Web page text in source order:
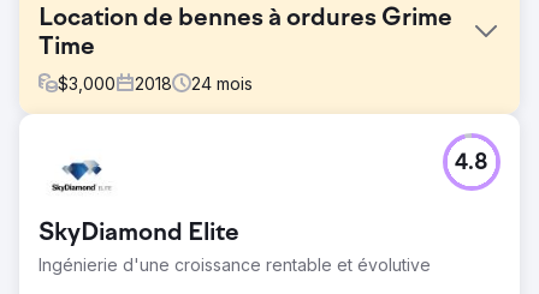
Location de bennes à ordures Grime
Time
$3,000 2018 24 mois
Grime Time nous a contacté avec un nom de domaine
problématique qui avait été utilisé pour une entreprise de
mauvais liens. Le marché de la location de bennes à
ordures à Austin est très compétitif, la plupart des
entreprises établissant des liens de manière agressive.
SkyDiamond Elite
Ingénierie d'une croissance rentable et évolutive
4.8